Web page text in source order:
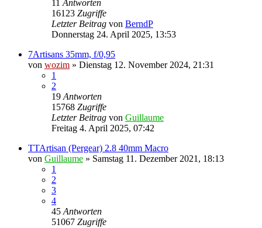
11 Antworten
16123 Zugriffe
Letzter Beitrag von BerndP
Donnerstag 24. April 2025, 13:53
7Artisans 35mm, f/0,95
von wozim » Dienstag 12. November 2024, 21:31
1
2
19 Antworten
15768 Zugriffe
Letzter Beitrag von Guillaume
Freitag 4. April 2025, 07:42
TTArtisan (Pergear) 2.8 40mm Macro
von Guillaume » Samstag 11. Dezember 2021, 18:13
1
2
3
4
45 Antworten
51067 Zugriffe